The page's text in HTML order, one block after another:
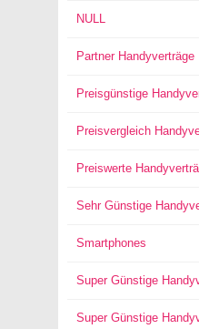
NULL
Partner Handyverträge
Preisgünstige
Preisvergleich
Preiswerte
Sehr Günstige
Smartphones
Super Günstige
Super Günstige